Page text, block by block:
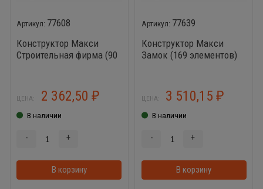
77608
Конструктор Макси
Строительная фирма (90
ЦЕНА: 2 362,50 ₽
В наличии
- +
В корзину В корзинке
77639
Конструктор Макси
Замок (169 элементов)
ЦЕНА: 3 510,15₽
В наличии
- +
В корзину